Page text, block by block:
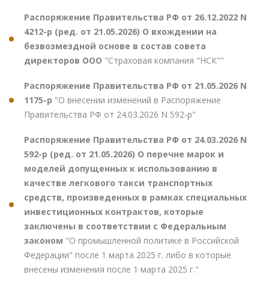
Распоряжение Правительства РФ от 26.12.2022 N
4212-р (ред. от 21.05.2026) О вхождении на
безвозмездной основе в состав совета
директоров ООО "Страховая компания "НСК""
Распоряжение Правительства РФ от 21.05.2026 N
1175-р "О внесении изменений в Распоряжение
Правительства РФ от 24.03.2026 N 592-р"
Распоряжение Правительства РФ от 24.03.2026 N
592-р (ред. от 21.05.2026) О перечне марок и
моделей допущенных к использованию в
качестве легкового такси транспортных
средств, произведенных в рамках специальных
инвестиционных контрактов, которые
заключены в соответствии с Федеральным
законом "О промышленной политике в Российской
Федерации" после 1 марта 2025 г. либо в которые
внесены изменения после 1 марта 2025 г."